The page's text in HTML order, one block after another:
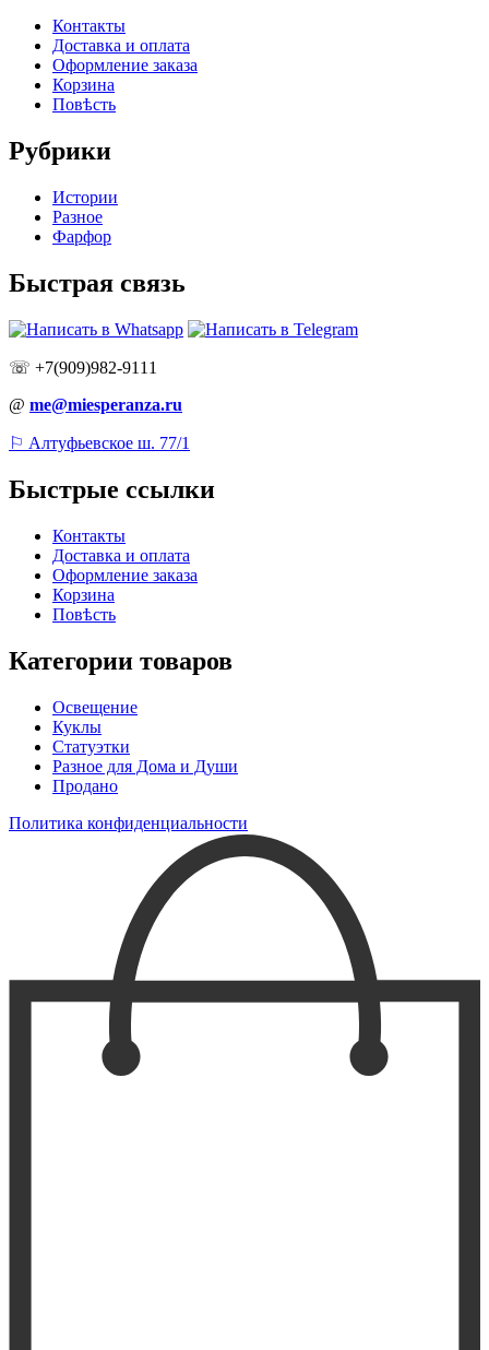
Контакты
Доставка и оплата
Оформление заказа
Корзина
Повѣсть
Рубрики
Истории
Разное
Фарфор
Быстрая связь
☏ +7(909)982-9111
@ me@miesperanza.ru
⚐ Алтуфьевское ш. 77/1
Быстрые ссылки
Контакты
Доставка и оплата
Оформление заказа
Корзина
Повѣсть
Категории товаров
Освещение
Куклы
Статуэтки
Разное для Дома и Души
Продано
Политика конфиденциальности